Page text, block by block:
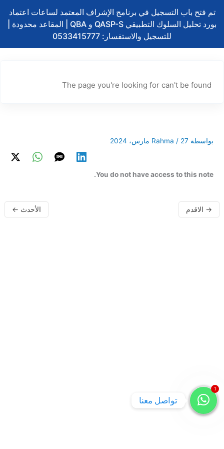
إلى
المحتوى
تم فتح باب التسجيل في برنامج الإشراف المعتمد لساعات اعتماد
بورد تحليل السلوك التطبيقي QASP-S و QBA | المقاعد محدودة |
للتسجيل والاستفسار: 0533415777
The page you're looking for can't be found
بواسطة Rahma / 27 مارس، 2024
You do not have access to this note.
→ الاقدم الأحدث ←
1
تواصل معنا